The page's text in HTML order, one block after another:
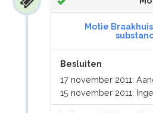
Motie
Besluiten
17 november 2011:
15 november 2011: